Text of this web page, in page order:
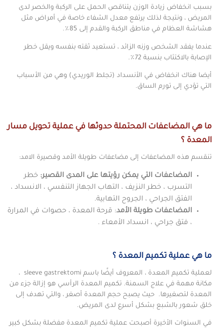
بسبب ‏انخفاض زيادة الوزن يتناقص الحمل على الركبة والخصر لدى
المريض ، ونتيجة لذلك يرتفع معدل الشفاء خاصة في أمراض مثل
هشاشة العظام في مناطق الركبة والقدم إلى 85٪.
عندما يفقد الشخص وزنه الزائد ، تستعيد ثقته بنفسه ويقل خطر
الإصابة بالاكتئاب بنسبة 72٪.
أيضا هناك ‏انخفاض في الأنسداد (تجلط الوريدي) وهي من الأسباب
‏التي تؤدي إلى تورم الساق.
ما هي المضاعفات المحتملة حدوثها في عملية تحويل مسار
المعدة ؟
تنقسم هذه المضاعفات إلى مضاعفات طويلة الأمد وقصيرة الامد:
المضاعفات التي يمكن رؤيتها على المدى القصير: خطر
التسرب ، خطر النزيف ، التهاب الجهاز التنفسي ، الانسداد ،
الفتق الجراحي ، الجروح التهابية.
المضاعفات طويلة الأمد: قرحة المعدة ، حصوات في المرارة
، فتق جراحي ، انسداد الأمعاء .
ما هي عملية تكميم المعدة ؟
لعملية تكميم المعدة ، المعروف أيضًا باسم sleeve gastrektomi ،
مكانة مهمة في علاج السمنة. تكميم المعدة الرأسي هو إزالة جزء من
المعدة لتصغيرها. حيث يصبح حجم المعدة أصغر ، والتي تهدف إلى
خلق شعور بالشبع بشكل أسرع لدى المريض.
في السنوات الأخيرة أصبحت عملية تكميم المعدة مفضلة بشكل كبير